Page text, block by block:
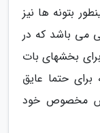
بتونه ها نیز
می باشد که در
بخشهای بات
حتما عایق
مخصوص خود